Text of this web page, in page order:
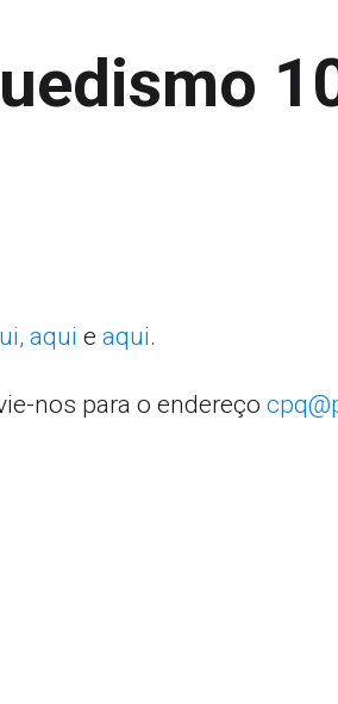
aqui e aqui.
nos para o endereço